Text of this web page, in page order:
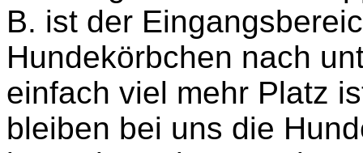
B. ist der
Hundekörbchen nach
einfach viel mehr Platz
bleiben bei uns die